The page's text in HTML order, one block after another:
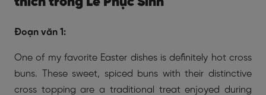
Đoạn văn 1:
One of my favorite Easter dishes is definitely hot cross
buns. These sweet, spiced buns with their distinctive
cross topping are a traditional treat enjoyed during